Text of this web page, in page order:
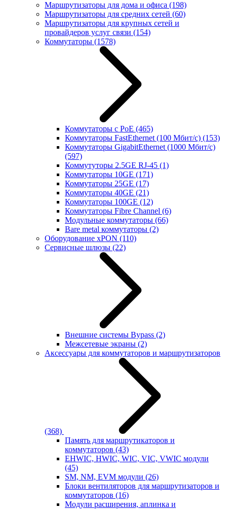
Маршрутизаторы для дома и офиса (198)
Маршрутизаторы для средних сетей (60)
Маршрутизаторы для крупных сетей и
провайдеров услуг связи (154)
Коммутаторы (1578)
Коммутаторы с PoE (465)
Коммутаторы FastEthernet (100 Мбит/с) (153)
Коммутаторы GigabitEthernet (1000 Мбит/с)
(597)
Коммутуторы 2.5GE RJ-45 (1)
Коммутаторы 10GE (171)
Коммутаторы 25GE (17)
Коммутаторы 40GE (21)
Коммутаторы 100GE (12)
Коммутаторы Fibre Channel (6)
Модульные коммутаторы (66)
Bare metal коммутаторы (2)
Оборудование xPON (110)
Сервисные шлюзы (22)
Внешние системы Bypass (2)
Межсетевые экраны (2)
Аксессуары для коммутаторов и маршрутизаторов
(368)
Память для маршрутикаторов и
коммутаторов (43)
EHWIC, HWIC, WIC, VIC, VWIC модули
(45)
SM, NM, EVM модули (26)
Блоки вентиляторов для маршрутизаторов и
коммутаторов (16)
Модули расширения, аплинка и